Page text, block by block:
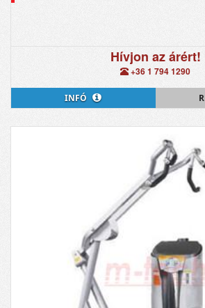
Hívjon az árért!
+36 1 794 1290
INFÓ